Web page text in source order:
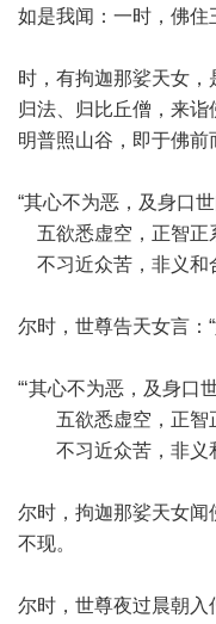
如是我闻：一时，佛住
时，有拘迦那娑天女，
归法、归比丘僧，来
明普照山谷，即于佛前
“其心不为恶，及身口世
五欲悉虚空，正智正
不习近众苦，非义和
尔时，世尊告天女言：
“‘其心不为恶，及身口
五欲悉虚空，正智
不习近众苦，非义
尔时，拘迦那娑天女
不现。
尔时，世尊夜过晨朝